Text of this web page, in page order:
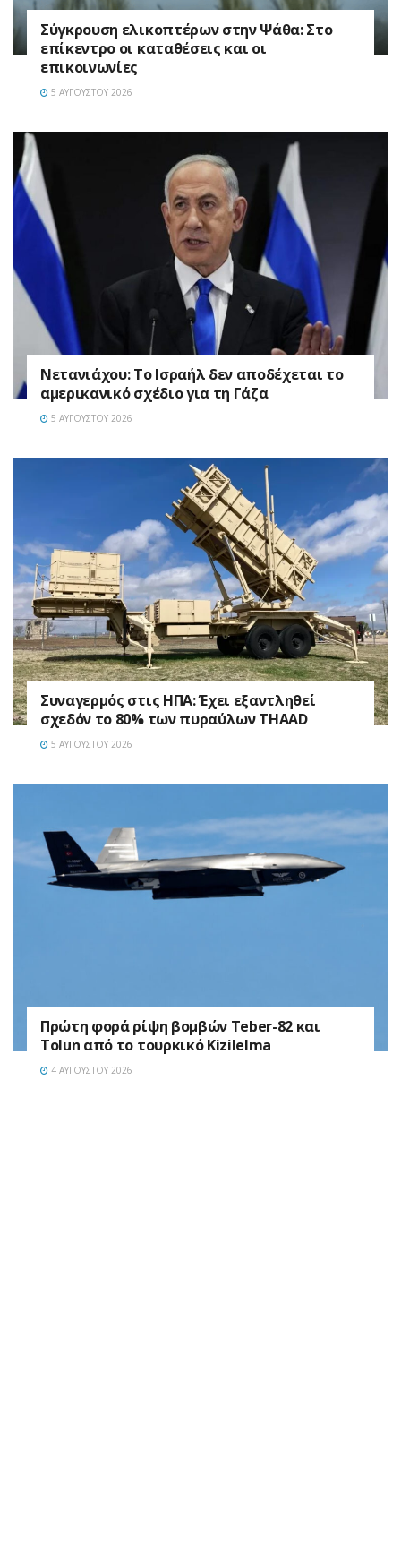
Σύγκρουση ελικοπτέρων στην Ψάθα: Στο
επίκεντρο οι καταθέσεις και οι
επικοινωνίες
5 ΑΥΓΟΎΣΤΟΥ 2026
Νετανιάχου: Το Ισραήλ δεν αποδέχεται το
αμερικανικό σχέδιο για τη Γάζα
5 ΑΥΓΟΎΣΤΟΥ 2026
Συναγερμός στις ΗΠΑ: Έχει εξαντληθεί
σχεδόν το 80% των πυραύλων THAAD
5 ΑΥΓΟΎΣΤΟΥ 2026
Πρώτη φορά ρίψη βομβών Teber-82 και
Tolun από το τουρκικό Kizilelma
4 ΑΥΓΟΎΣΤΟΥ 2026